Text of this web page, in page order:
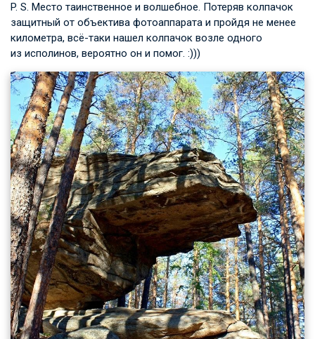
P. S. Место таинственное и волшебное. Потеряв колпачок
защитный от объектива фотоаппарата и пройдя не менее
километра, всё-таки нашел колпачок возле одного
из исполинов, вероятно он и помог. :)))